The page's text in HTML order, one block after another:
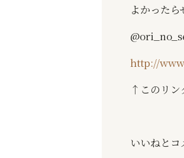
よかったら
http://
↑このリン
いいねとコ